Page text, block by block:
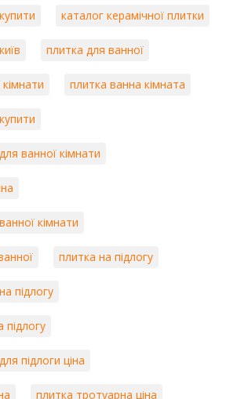
каталог керамічної плитки
плитка для ванної
плитка ванна кімната
ванної кімнати
кімнати
плитка на підлогу
підлогу
підлогу
підлоги ціна
плитка тротуарна ціна